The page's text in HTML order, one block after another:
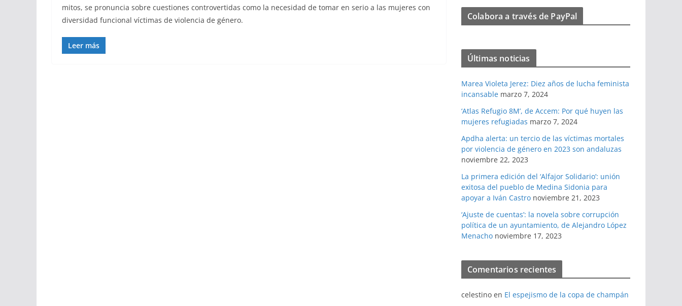
mitos, se pronuncia sobre cuestiones controvertidas como la necesidad de tomar en serio a las mujeres con
diversidad funcional víctimas de violencia de género.
Leer más
Colabora a través de PayPal
Últimas noticias
Marea Violeta Jerez: Diez años de lucha feminista
incansable marzo 7, 2024
‘Atlas Refugio 8M’, de Accem: Por qué huyen las
mujeres refugiadas marzo 7, 2024
Apdha alerta: un tercio de las víctimas mortales
por violencia de género en 2023 son andaluzas
noviembre 22, 2023
La primera edición del ‘Alfajor Solidario’: unión
exitosa del pueblo de Medina Sidonia para
apoyar a Iván Castro noviembre 21, 2023
‘Ajuste de cuentas’: la novela sobre corrupción
política de un ayuntamiento, de Alejandro López
Menacho noviembre 17, 2023
Comentarios recientes
celestino en El espejismo de la copa de champán